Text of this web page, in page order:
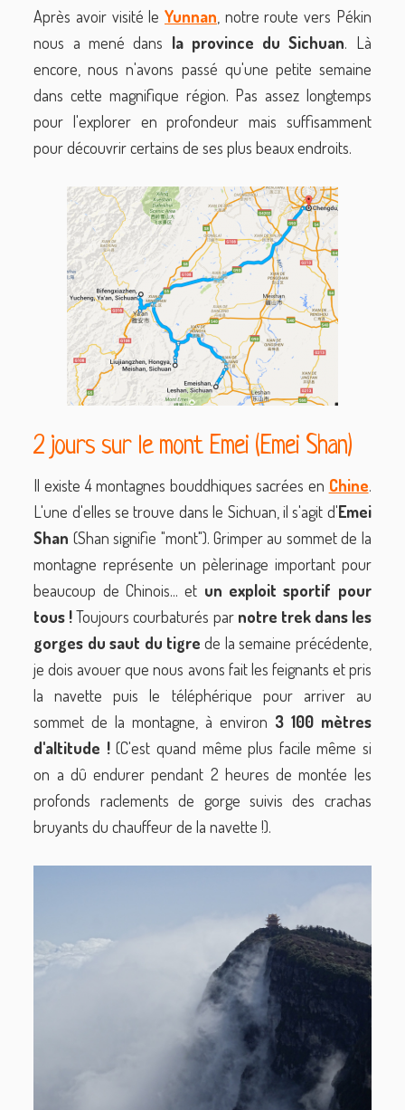
Après avoir visité le Yunnan , notre route vers Pékin
nous a mené dans la province du Sichuan. Là
encore, nous n'avons passé qu'une petite semaine
dans cette magnifique région. Pas assez longtemps
pour l'explorer en profondeur mais suffisamment
pour découvrir certains de ses plus beaux endroits.
2 jours sur le mont Emei (Emei Shan)
Il existe 4 montagnes bouddhiques sacrées en Chine.
L'une d'elles se trouve dans le Sichuan, il s'agit d'Emei
Shan (Shan signifie "mont"). Grimper au sommet de la
montagne représente un pèlerinage important pour
beaucoup de Chinois... et un exploit sportif pour
tous !Toujours courbaturés par notre trek dans les
gorges du saut du tigre de la semaine précédente,
je dois avouer que nous avons fait les feignants et pris
la navette puis le téléphérique pour arriver au
sommet de la montagne, à environ 3 100 mètres
d'altitude !(C'est quand même plus facile même si
on a dû endurer pendant 2 heures de montée les
profonds raclements de gorge suivis des crachas
bruyants du chauffeur de la navette !).